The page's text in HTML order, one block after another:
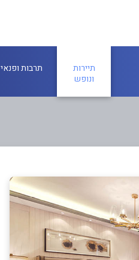
תיירות
ונופש
תרבות ופנאי